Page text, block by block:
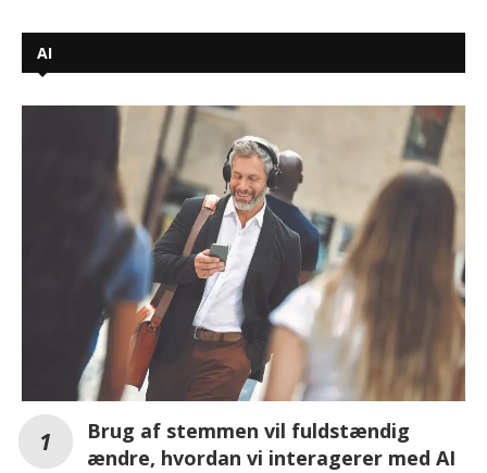
AI
Brug af stemmen vil fuldstændig
ændre, hvordan vi interagerer med AI